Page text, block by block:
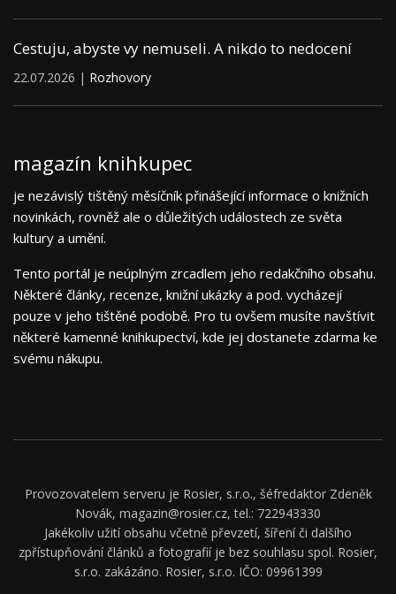
Cestuju, abyste vy nemuseli. A nikdo to nedocení
22.07.2026 | Rozhovory
magazín knihkupec
je nezávislý tištěný měsíčník přinášející informace o knižních
novinkách, rovněž ale o důležitých událostech ze světa
kultury a umění.
Tento portál je neúplným zrcadlem jeho redakčního obsahu.
Některé články, recenze, knižní ukázky a pod. vycházejí
pouze v jeho tištěné podobě. Pro tu ovšem musíte navštívit
některé kamenné knihkupectví, kde jej dostanete zdarma ke
svému nákupu.
Provozovatelem serveru je Rosier, s.r.o., šéfredaktor Zdeněk
Novák, magazin@rosier.cz, tel.: 722943330
Jakékoliv užití obsahu včetně převzetí, šíření či dalšího
zpřístupňování článků a fotografií je bez souhlasu spol. Rosier,
s.r.o. zakázáno. Rosier, s.r.o. IČO: 09961399